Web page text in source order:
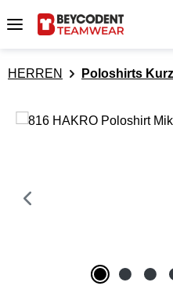
Zum Hauptinhalt springen
HERREN Poloshirts
Bildergalerie überspringen